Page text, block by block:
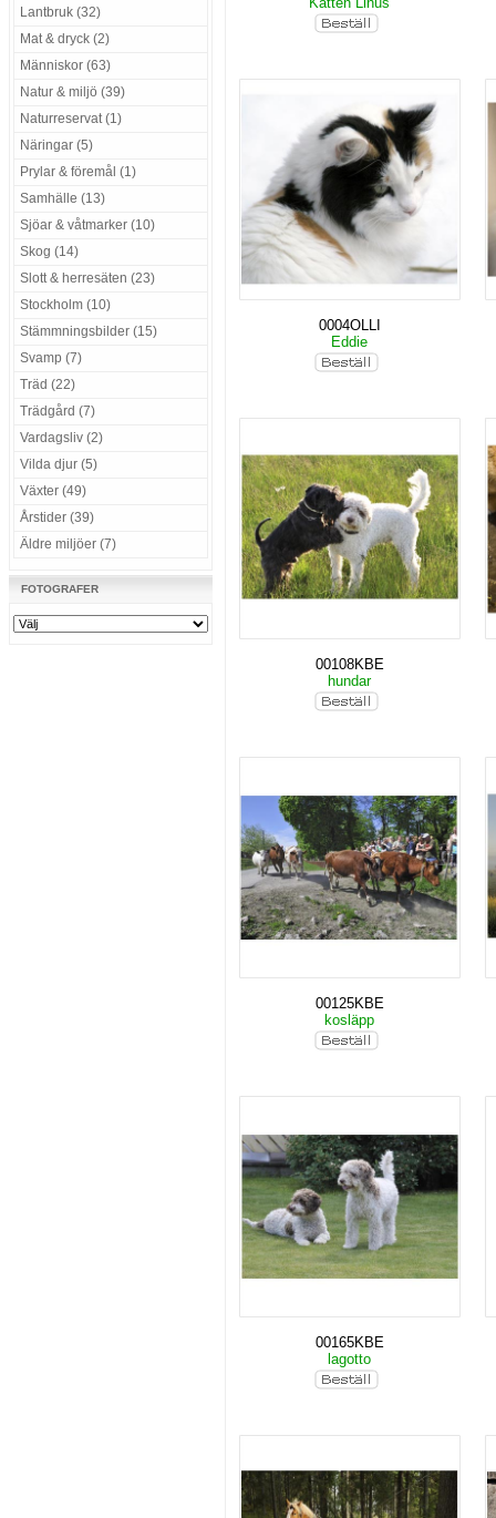
Lantbruk (32)
Mat & dryck (2)
Människor (63)
Natur & miljö (39)
Naturreservat (1)
Näringar (5)
Prylar & föremål (1)
Samhälle (13)
Sjöar & våtmarker (10)
Skog (14)
Slott & herresäten (23)
Stockholm (10)
Stämmningsbilder (15)
Svamp (7)
Träd (22)
Trädgård (7)
Vardagsliv (2)
Vilda djur (5)
Växter (49)
Årstider (39)
Äldre miljöer (7)
FOTOGRAFER
0004OLLI
Eddie
00108KBE
hundar
00125KBE
kosläpp
00165KBE
lagotto